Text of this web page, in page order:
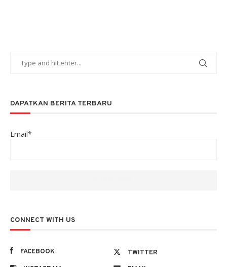
DAPATKAN BERITA TERBARU
Email*
CONNECT WITH US
FACEBOOK
TWITTER